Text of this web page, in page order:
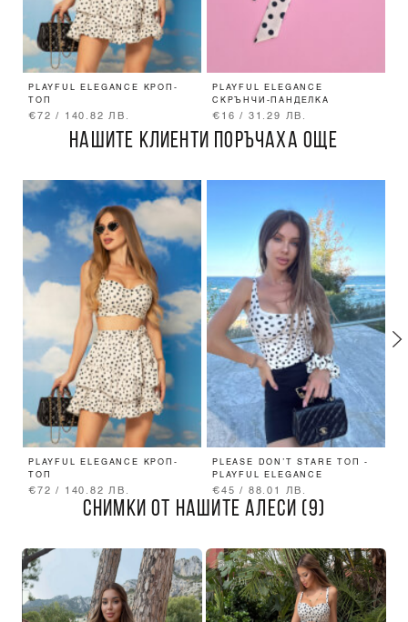
PLAYFUL ELEGANCE КРОП-
ТОП
€72 / 140.82 ЛВ.
PLAYFUL ELEGANCE
СКРЪНЧИ-ПАНДЕЛКА
€16 / 31.29 ЛВ.
НАШИТЕ КЛИЕНТИ ПОРЪЧАХА ОЩЕ
PLAYFUL ELEGANCE КРОП-
ТОП
€72 / 140.82 ЛВ.
PLEASE DON’T STARE ТОП -
PLAYFUL ELEGANCE
€45 / 88.01 ЛВ.
СНИМКИ ОТ НАШИТЕ АЛЕСИ (9)